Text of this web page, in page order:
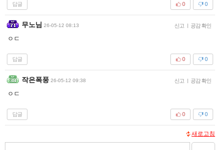
답글 0
0
무노님 26-05-12 08:13 신고 | 공감 확인
ㅇㄷ
답글 0
0
작은폭풍 26-05-12 09:38 신고 | 공감 확인
ㅇㄷ
답글 0
0
새로고침